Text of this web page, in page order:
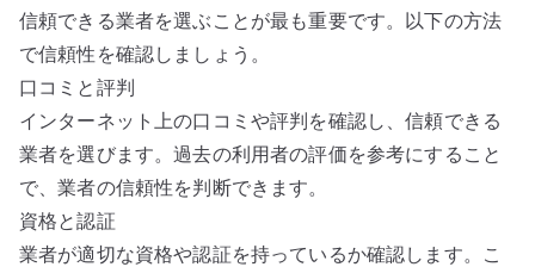
信頼できる業者を選ぶことが最も重要です。以下の方法
で信頼性を確認しましょう。
口コミと評判
インターネット上の口コミや評判を確認し、信頼できる
業者を選びます。過去の利用者の評価を参考にすること
で、業者の信頼性を判断できます。
資格と認証
業者が適切な資格や認証を持っているか確認します。こ